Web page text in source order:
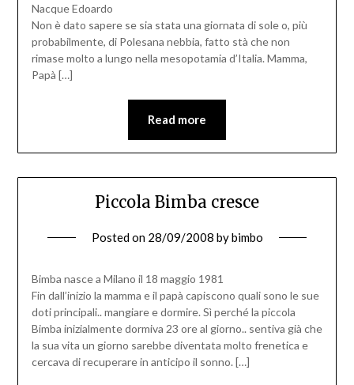
Nacque Edoardo
Non è dato sapere se sia stata una giornata di sole o, più
probabilmente, di Polesana nebbia, fatto stà che non
rimase molto a lungo nella mesopotamia d’Italia. Mamma,
Papà […]
Read more
Piccola Bimba cresce
Posted on 28/09/2008 bybimbo
Bimba nasce a Milano il 18 maggio 1981
Fin dall’inizio la mamma e il papà capiscono quali sono le sue
doti principali.. mangiare e dormire. Sì perché la piccola
Bimba inizialmente dormiva 23 ore al giorno.. sentiva già che
la sua vita un giorno sarebbe diventata molto frenetica e
cercava di recuperare in anticipo il sonno. […]